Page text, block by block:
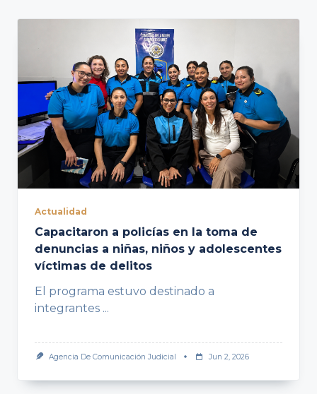
Actualidad
Capacitaron a policías en la toma de
denuncias a niñas, niños y adolescentes
víctimas de delitos
El programa estuvo destinado a
integrantes ...
Agencia De Comunicación Judicial Jun 2, 2026